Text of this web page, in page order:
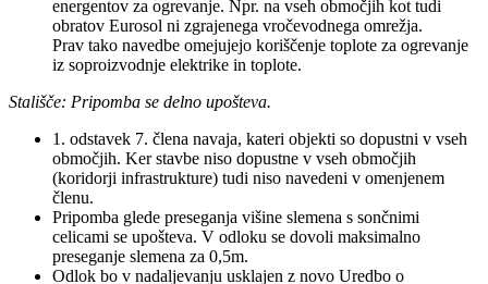
energentov za ogrevanje. Npr. na vseh območjih kot tudi
obratov Eurosol ni zgrajenega vročevodnega omrežja.
Prav tako navedbe omejujejo koriščenje toplote za ogrevanje
iz soproizvodnje elektrike in toplote.
Stališče: Pripomba se delno upošteva.
1. odstavek 7. člena navaja, kateri objekti so dopustni v vseh
območjih. Ker stavbe niso dopustne v vseh območjih
(koridorji infrastrukture) tudi niso navedeni v omenjenem
členu.
Pripomba glede preseganja višine slemena s sončnimi
celicami se upošteva. V odloku se dovoli maksimalno
preseganje slemena za 0,5m.
Odlok bo v nadaljevanju usklajen z novo Uredbo o